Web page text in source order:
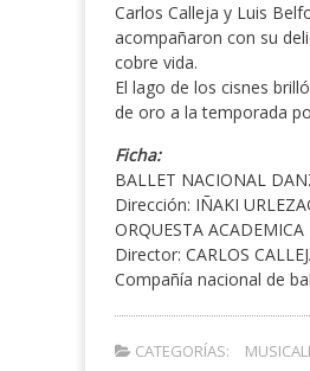
Carlos Calleja y Luis
acompañaron con su
cobre vida.
El lago de los cisnes
de oro a la temporada
Ficha:
BALLET NACIONAL
Dirección: IÑAKI
ORQUESTA
Director: CARLOS
Compañía nacional de
CATEGORÍAS: